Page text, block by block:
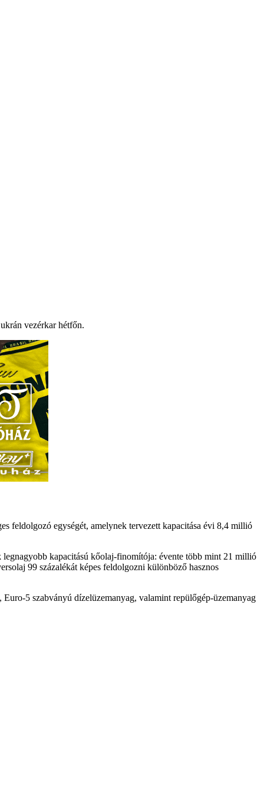
vezérkar hétfőn.
feldolgozó egységét, amelynek tervezett kapacitása évi 8,4 millió
kapacitású kőolaj-finomítója: évente több mint 21 millió
99 százalékát képes feldolgozni különböző hasznos
5 szabványú dízelüzemanyag, valamint repülőgép-üzemanyag